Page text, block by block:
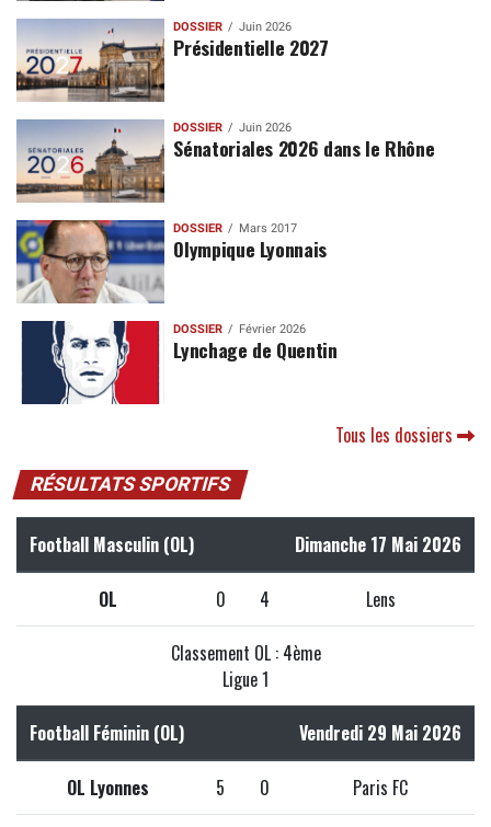
DOSSIER Juin 2026
Présidentielle 2027
DOSSIER Juin 2026
Sénatoriales 2026 dans le Rhône
DOSSIER Mars 2017
Olympique Lyonnais
DOSSIER Février 2026
Lynchage de Quentin
Tous les dossiers
RÉSULTATS SPORTIFS
Football Masculin (OL) Dimanche 17 Mai 2026
OL 0 4 Lens
Classement OL : 4ème
Ligue 1
Football Féminin (OL) Vendredi 29 Mai 2026
OL Lyonnes 5 0 Paris FC